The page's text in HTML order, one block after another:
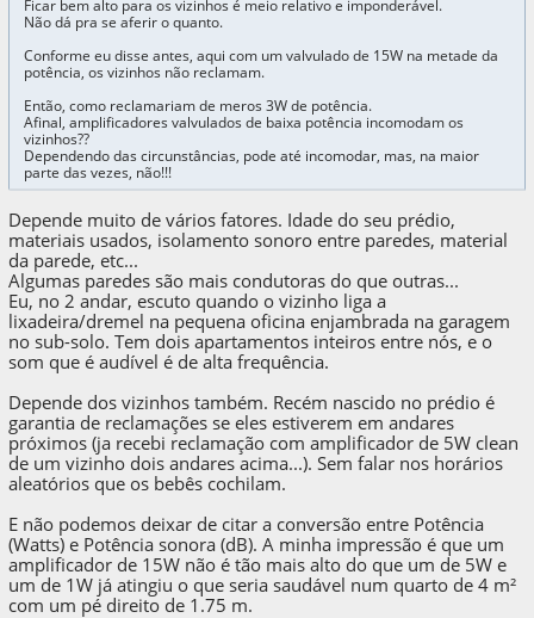
Ficar bem alto para os vizinhos é meio relativo e imponderável.
Não dá pra se aferir o quanto.
Conforme eu disse antes, aqui com um valvulado de 15W na metade da
potência, os vizinhos não reclamam.
Então, como reclamariam de meros 3W de potência.
Afinal, amplificadores valvulados de baixa potência incomodam os
vizinhos??
Dependendo das circunstâncias, pode até incomodar, mas, na maior
parte das vezes, não!!!
Depende muito de vários fatores. Idade do seu prédio,
materiais usados, isolamento sonoro entre paredes, material
da parede, etc...
Algumas paredes são mais condutoras do que outras...
Eu, no 2 andar, escuto quando o vizinho liga a
lixadeira/dremel na pequena oficina enjambrada na garagem
no sub-solo. Tem dois apartamentos inteiros entre nós, e o
som que é audível é de alta frequência.
Depende dos vizinhos também. Recém nascido no prédio é
garantia de reclamações se eles estiverem em andares
próximos (ja recebi reclamação com amplificador de 5W clean
de um vizinho dois andares acima...). Sem falar nos horários
aleatórios que os bebês cochilam.
E não podemos deixar de citar a conversão entre Potência
(Watts) e Potência sonora (dB). A minha impressão é que um
amplificador de 15W não é tão mais alto do que um de 5W e
um de 1W já atingiu o que seria saudável num quarto de 4 m²
com um pé direito de 1.75 m.